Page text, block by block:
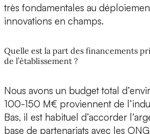
très fondamentales au
innovations en champs.
Quelle est la part des financements
de l’établissement ?
Nous avons un budget total
100-150 M€ proviennent de
Bas, il est habituel d’accorder
base de partenariats avec les